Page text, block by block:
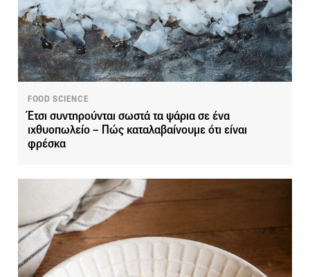
FOOD SCIENCE
Έτσι συντηρούνται σωστά τα ψάρια σε ένα
ιχθυοπωλείο – Πώς καταλαβαίνουμε ότι είναι
φρέσκα